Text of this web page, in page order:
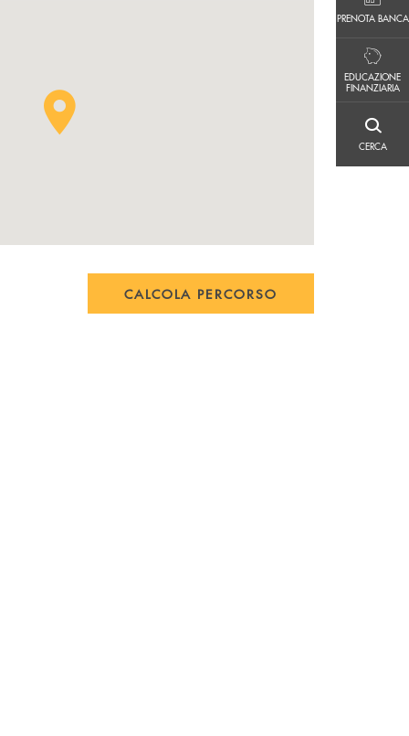
PRENOTA BANCA
PRENOTA BANCA
EDUCAZIONE
FINANZIARIA
CERCA
CALCOLA PERCORSO